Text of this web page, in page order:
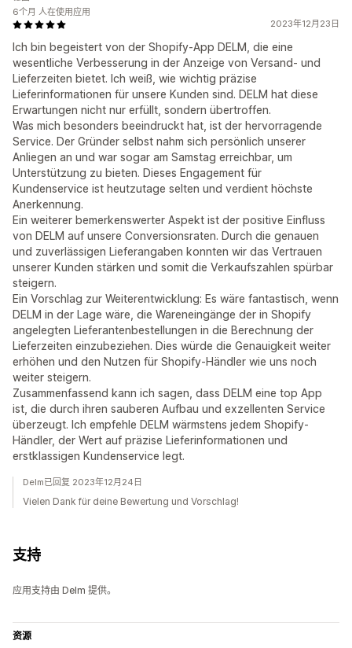
2023年12月23日
Ich bin begeistert von der Shopify-App DELM, die eine
wesentliche Verbesserung in der Anzeige von Versand- und
Lieferzeiten bietet. Ich weiß, wie wichtig präzise
Lieferinformationen für unsere Kunden sind. DELM hat diese
Erwartungen nicht nur erfüllt, sondern übertroffen.
Was mich besonders beeindruckt hat, ist der hervorragende
Service. Der Gründer selbst nahm sich persönlich unserer
Anliegen an und war sogar am Samstag erreichbar, um
Unterstützung zu bieten. Dieses Engagement für
Kundenservice ist heutzutage selten und verdient höchste
Anerkennung.
Ein weiterer bemerkenswerter Aspekt ist der positive Einfluss
von DELM auf unsere Conversionsraten. Durch die genauen
und zuverlässigen Lieferangaben konnten wir das Vertrauen
unserer Kunden stärken und somit die Verkaufszahlen spürbar
steigern.
Ein Vorschlag zur Weiterentwicklung: Es wäre fantastisch, wenn
DELM in der Lage wäre, die Wareneingänge der in Shopify
angelegten Lieferantenbestellungen in die Berechnung der
Lieferzeiten einzubeziehen. Dies würde die Genauigkeit weiter
erhöhen und den Nutzen für Shopify-Händler wie uns noch
weiter steigern.
Zusammenfassend kann ich sagen, dass DELM eine top App
ist, die durch ihren sauberen Aufbau und exzellenten Service
überzeugt. Ich empfehle DELM wärmstens jedem Shopify-
Händler, der Wert auf präzise Lieferinformationen und
erstklassigen Kundenservice legt.
6个月 人在使用应用
Delm已回复 2023年12月24日
Vielen Dank für deine Bewertung und Vorschlag!
支持
应用支持由 Delm 提供。
资源